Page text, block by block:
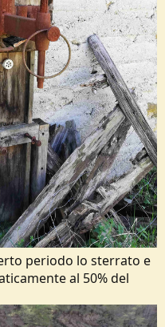
periodo lo sterrato e
al 50% del